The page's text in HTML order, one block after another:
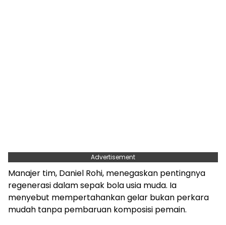
Advertisement
Manajer tim, Daniel Rohi, menegaskan pentingnya
regenerasi dalam sepak bola usia muda. Ia
menyebut mempertahankan gelar bukan perkara
mudah tanpa pembaruan komposisi pemain.